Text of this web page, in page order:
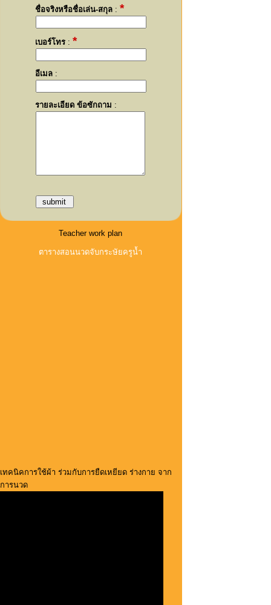
ชื่อจริงหรือชื่อเล่น-สกุล :*
เบอร์โทร :*
อีเมล :
รายละเอียด ข้อซักถาม :
Teacher work plan
ตารางสอนนวดจับกระษัยครูน้ำ
เทคนิคการใช้ผ้า ร่วมกับการยืดเหยียด ร่างกาย จาก
การนวด